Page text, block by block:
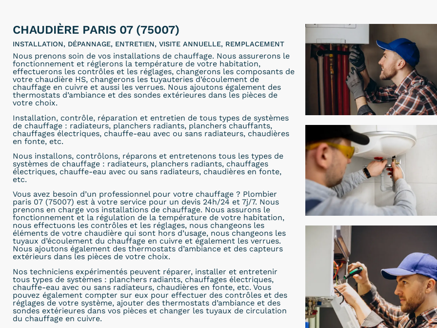
CHAUDIÈRE PARIS 07 (75007)
INSTALLATION, DÉPANNAGE, ENTRETIEN, VISITE ANNUELLE, REMPLACEMENT
Nous prenons soin de vos installations de chauffage. Nous assurerons le
fonctionnement et réglerons la température de votre habitation,
effectuerons les contrôles et les réglages, changerons les composants de
votre chaudière HS, changerons les tuyauteries d’écoulement de
chauffage en cuivre et aussi les verrues. Nous ajoutons également des
thermostats d’ambiance et des sondes extérieures dans les pièces de
votre choix.
Installation, contrôle, réparation et entretien de tous types de systèmes
de chauffage : radiateurs, planchers radiants, planchers chauffants,
chauffages électriques, chauffe-eau avec ou sans radiateurs, chaudières
en fonte, etc.
Nous installons, contrôlons, réparons et entretenons tous les types de
systèmes de chauffage : radiateurs, planchers radiants, chauffages
électriques, chauffe-eau avec ou sans radiateurs, chaudières en fonte,
etc.
Vous avez besoin d’un professionnel pour votre chauffage ? Plombier
paris 07 (75007) est à votre service pour un devis 24h/24 et 7j/7. Nous
prenons en charge vos installations de chauffage. Nous assurons le
fonctionnement et la régulation de la température de votre habitation,
nous effectuons les contrôles et les réglages, nous changeons les
éléments de votre chaudière qui sont hors d’usage, nous changeons les
tuyaux d’écoulement du chauffage en cuivre et également les verrues.
Nous ajoutons également des thermostats d’ambiance et des capteurs
extérieurs dans les pièces de votre choix.
Nos techniciens expérimentés peuvent réparer, installer et entretenir
tous types de systèmes : planchers radiants, chauffages électriques,
chauffe-eau avec ou sans radiateurs, chaudières en fonte, etc. Vous
pouvez également compter sur eux pour effectuer des contrôles et des
réglages de votre système, ajouter des thermostats d’ambiance et des
sondes extérieures dans vos pièces et changer les tuyaux de circulation
du chauffage en cuivre.